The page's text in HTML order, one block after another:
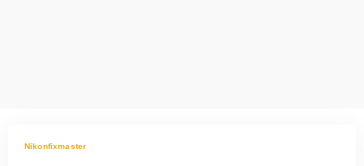
Nikonfixmaster